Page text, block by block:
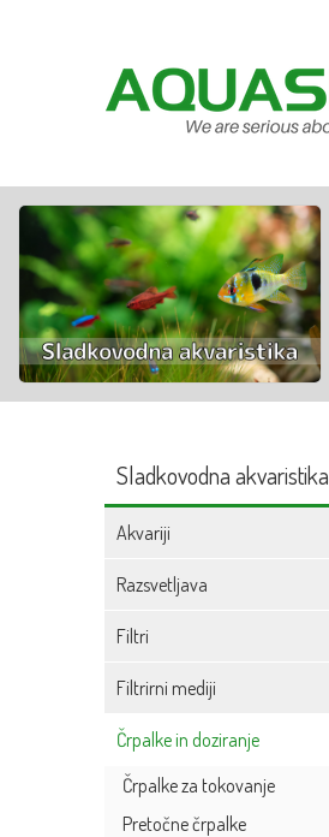
Sladkovodna akvaristika
Akvariji
Razsvetljava
Filtri
Filtrirni mediji
Črpalke in doziranje
Črpalke za tokovanje
Pretočne črpalke